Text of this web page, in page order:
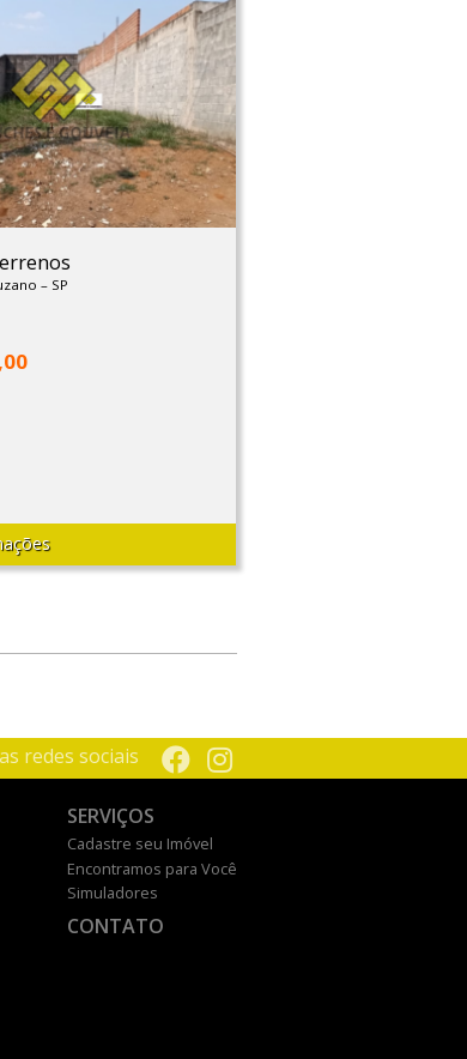
– SP
redes sociais
SERVIÇOS
Cadastre seu Imóvel
Encontramos para Você
Simuladores
CONTATO